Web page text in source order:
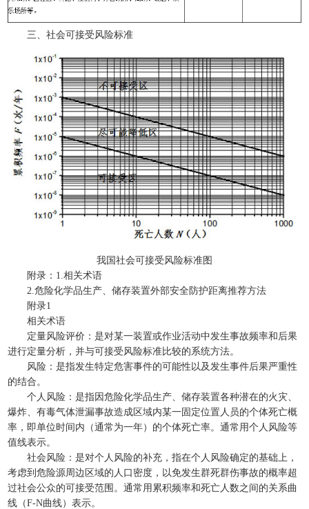
三、社会可接受风险标准
我国社会可接受风险标准图
附录：1.相关术语
2.危险化学品生产、储存装置外部安全防护距离推荐方法
附录1
相关术语
定量风险评价：是对某一装置或作业活动中发生事故频率和后果
进行定量分析，并与可接受风险标准比较的系统方法。
风险：是指发生特定危害事件的可能性以及发生事件后果严重性
的结合。
个人风险：是指因危险化学品生产、储存装置各种潜在的火灾、
爆炸、有毒气体泄漏事故造成区域内某一固定位置人员的个体死亡概
率，即单位时间内（通常为一年）的个体死亡率。通常用个人风险等
值线表示。
社会风险：是对个人风险的补充，指在个人风险确定的基础上，
考虑到危险源周边区域的人口密度，以免发生群死群伤事故的概率超
过社会公众的可接受范围。通常用累积频率和死亡人数之间的关系曲
线（F-N曲线）表示。